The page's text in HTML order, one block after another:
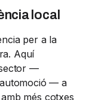
local
per a la
Aquí
—
— a
més cotxes